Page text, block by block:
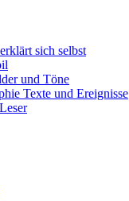
erklärt sich selbst
und Töne
Texte und Ereignisse